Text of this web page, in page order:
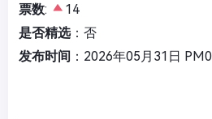
票数:
14
是否精选：否
发布时间 ：2026年05月31日